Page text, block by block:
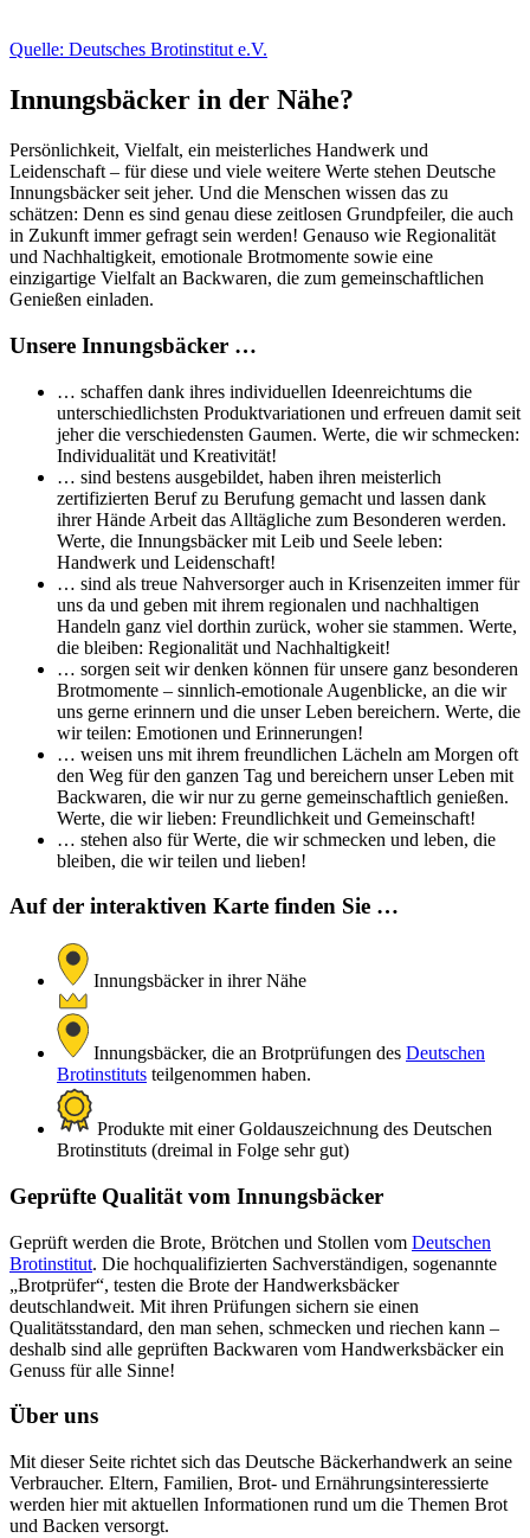
Quelle: Deutsches Brotinstitut e.V.
Innungsbäcker in der Nähe?
Persönlichkeit, Vielfalt, ein meisterliches Handwerk und
Leidenschaft – für diese und viele weitere Werte stehen Deutsche
Innungsbäcker seit jeher. Und die Menschen wissen das zu
schätzen: Denn es sind genau diese zeitlosen Grundpfeiler, die auch
in Zukunft immer gefragt sein werden! Genauso wie Regionalität
und Nachhaltigkeit, emotionale Brotmomente sowie eine
einzigartige Vielfalt an Backwaren, die zum gemeinschaftlichen
Genießen einladen.
Unsere Innungsbäcker …
… schaffen dank ihres individuellen Ideenreichtums die
unterschiedlichsten Produktvariationen und erfreuen damit seit
jeher die verschiedensten Gaumen. Werte, die wir schmecken:
Individualität und Kreativität!
… sind bestens ausgebildet, haben ihren meisterlich
zertifizierten Beruf zu Berufung gemacht und lassen dank
ihrer Hände Arbeit das Alltägliche zum Besonderen werden.
Werte, die Innungsbäcker mit Leib und Seele leben:
Handwerk und Leidenschaft!
… sind als treue Nahversorger auch in Krisenzeiten immer für
uns da und geben mit ihrem regionalen und nachhaltigen
Handeln ganz viel dorthin zurück, woher sie stammen. Werte,
die bleiben: Regionalität und Nachhaltigkeit!
… sorgen seit wir denken können für unsere ganz besonderen
Brotmomente – sinnlich-emotionale Augenblicke, an die wir
uns gerne erinnern und die unser Leben bereichern. Werte, die
wir teilen: Emotionen und Erinnerungen!
… weisen uns mit ihrem freundlichen Lächeln am Morgen oft
den Weg für den ganzen Tag und bereichern unser Leben mit
Backwaren, die wir nur zu gerne gemeinschaftlich genießen.
Werte, die wir lieben: Freundlichkeit und Gemeinschaft!
… stehen also für Werte, die wir schmecken und leben, die
bleiben, die wir teilen und lieben!
Auf der interaktiven Karte finden Sie …
Innungsbäcker in ihrer Nähe
Innungsbäcker, die an Brotprüfungen des Deutschen
Brotinstituts teilgenommen haben.
Produkte mit einer Goldauszeichnung des Deutschen
Brotinstituts (dreimal in Folge sehr gut)
Geprüfte Qualität vom Innungsbäcker
Geprüft werden die Brote, Brötchen und Stollen vom Deutschen
Brotinstitut. Die hochqualifizierten Sachverständigen, sogenannte
„Brotprüfer“, testen die Brote der Handwerksbäcker
deutschlandweit. Mit ihren Prüfungen sichern sie einen
Qualitätsstandard, den man sehen, schmecken und riechen kann –
deshalb sind alle geprüften Backwaren vom Handwerksbäcker ein
Genuss für alle Sinne!
Über uns
Mit dieser Seite richtet sich das Deutsche Bäckerhandwerk an seine
Verbraucher. Eltern, Familien, Brot- und Ernährungsinteressierte
werden hier mit aktuellen Informationen rund um die Themen Brot
und Backen versorgt.